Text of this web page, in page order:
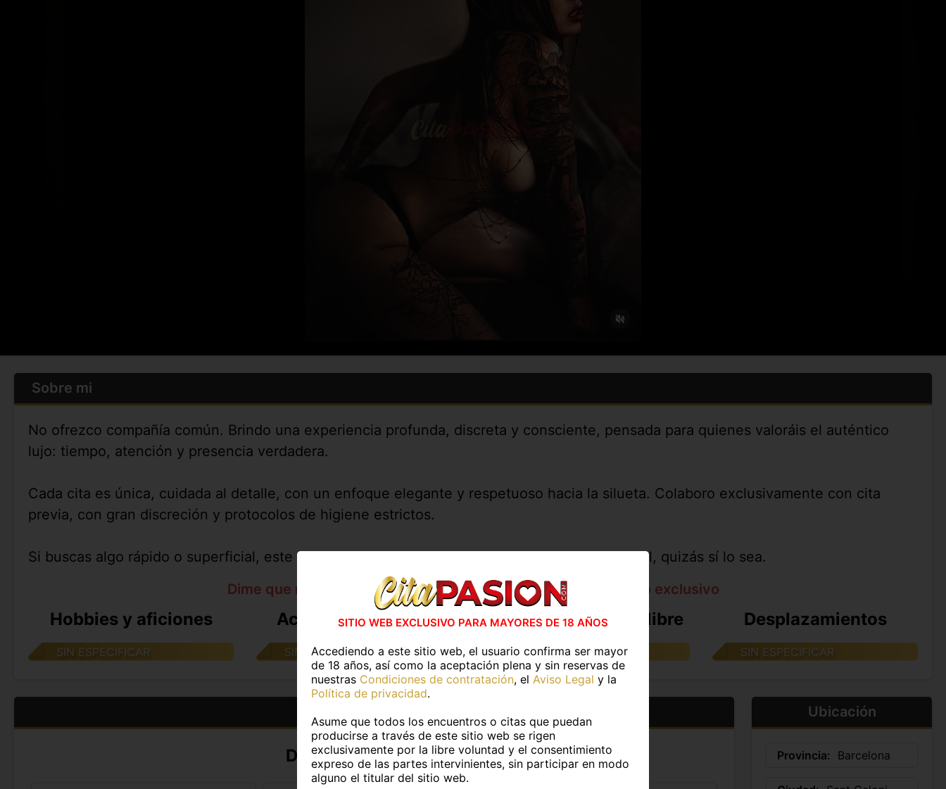
Sobre mi
No ofrezco compañía común. Brindo una experiencia profunda, discreta y consciente, pensada para quienes valoráis el auténtico
lujo: tiempo, atención y presencia verdadera.
Cada cita es única, cuidada al detalle, con un enfoque elegante y respetuoso hacia la silueta. Colaboro exclusivamente con cita
previa, con gran discreción y protocolos de higiene estrictos.
Si buscas algo rápido o superficial, este no es tu sitio. Pero si sabes reconocer lo excepcional, quizás sí lo sea.
Dime que me has visto enCitaPASION.COMy tendrás un trato exclusivo
Hobbies y aficiones
SIN ESPECIFICAR
Actividades en casa
SIN ESPECIFICAR
Actividades al aire libre
SIN ESPECIFICAR
Desplazamientos
SIN ESPECIFICAR
DATOS PERSONALES
Ubicación
Provincia: Barcelona
SITIO WEB EXCLUSIVO PARA MAYORES DE 18 AÑOS
Accediendo a este sitio web, el usuario confirma ser mayor
de 18 años, así como la aceptación plena y sin reservas de
nuestras Condiciones de contratación, el Aviso Legal y la
Política de privacidad.
Asume que todos los encuentros o citas que puedan
producirse a través de este sitio web se rigen
exclusivamente por la libre voluntad y el consentimiento
expreso de las partes intervinientes, sin participar en modo
alguno el titular del sitio web.